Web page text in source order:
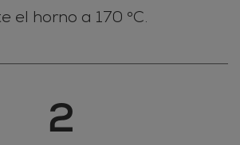
el horno a 170 °C.
2